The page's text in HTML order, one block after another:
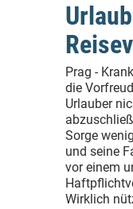
Prag -
die
Urlauber
Sorge
und seine
vor einem
Wirklich